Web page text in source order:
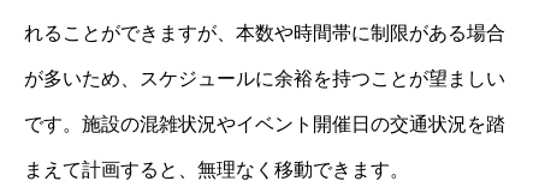
れることができますが、本数や時間帯に制限がある場合
が多いため、スケジュールに余裕を持つことが望ましい
です。施設の混雑状況やイベント開催日の交通状況を踏
まえて計画すると、無理なく移動できます。